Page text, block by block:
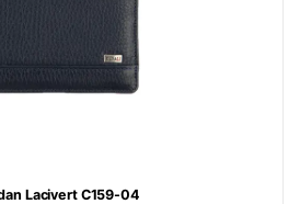
Lacivert C159-04